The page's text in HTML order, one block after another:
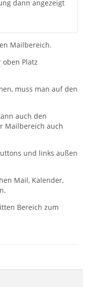
dann angezeigt
Mailbereich.
Platz
muss man auf den
auch den
Mailbereich auch
und links außen
Mail, Kalender,
Bereich zum